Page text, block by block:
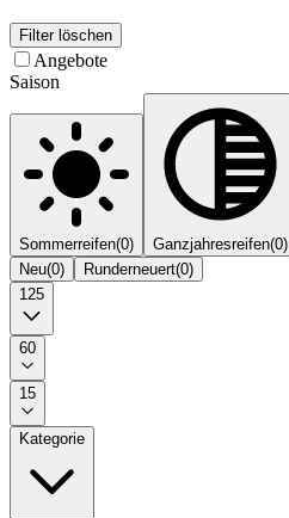
Filter löschen
Angebote
Saison
Sommerreifen(0) Ganzjahresreifen(0)
Neu(0) Runderneuert(0)
125
60
15
Kategorie